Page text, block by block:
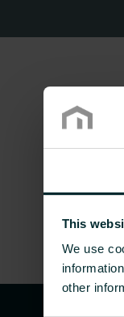
This
We use
other